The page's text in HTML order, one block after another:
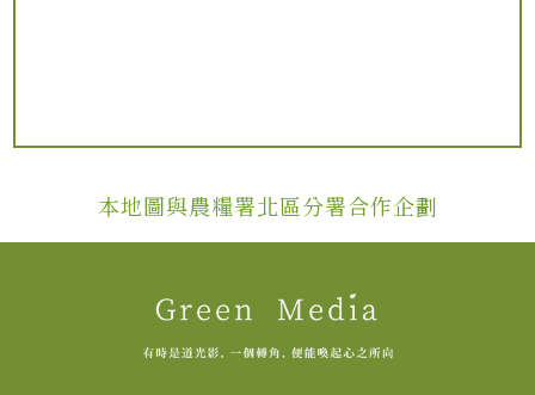
本地圖與農糧署北區分署合作企劃